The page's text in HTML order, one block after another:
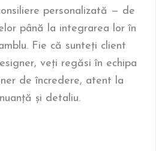
personalizată — de
până la integrarea lor în
Fie că sunteți client
veți regăsi în echipa
de încredere, atent la
și detaliu.